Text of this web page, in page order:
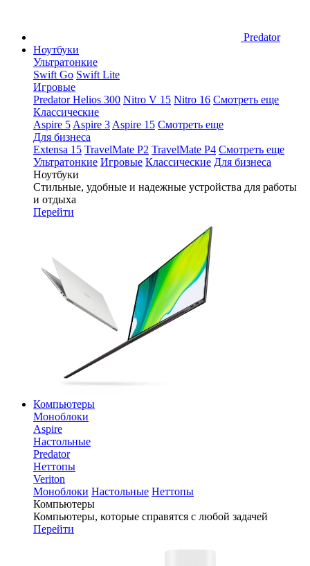
Predator
Ноутбуки
Ультратонкие
Swift Go Swift Lite
Игровые
Predator Helios 300 Nitro V 15 Nitro 16 Смотреть еще
Классические
Aspire 5 Aspire 3 Aspire 15 Смотреть еще
Для бизнеса
Extensa 15 TravelMate P2 TravelMate P4 Смотреть еще
Ультратонкие Игровые Классические Для бизнеса
Ноутбуки
Стильные, удобные и надежные устройства для работы
и отдыха
Перейти
Компьютеры
Моноблоки
Aspire
Настольные
Predator
Неттопы
Veriton
Моноблоки Настольные Неттопы
Компьютеры
Компьютеры, которые справятся с любой задачей
Перейти